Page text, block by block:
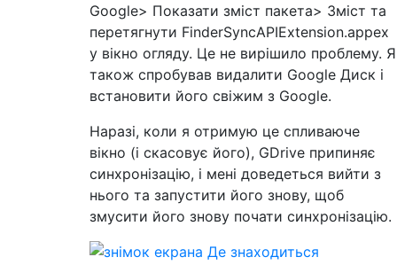
Google> Показати зміст пакета> Зміст та
перетягнути FinderSyncAPIExtension.appex
у вікно огляду. Це не вирішило проблему. Я
також спробував видалити Google Диск і
встановити його свіжим з Google.
Наразі, коли я отримую це спливаюче
вікно (і скасовує його), GDrive припиняє
синхронізацію, і мені доведеться вийти з
нього та запустити його знову, щоб
змусити його знову почати синхронізацію.